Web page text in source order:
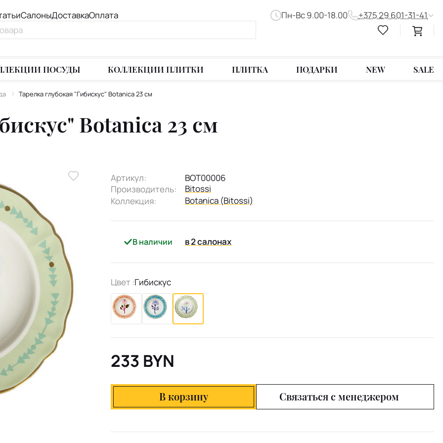
СалоныДоставкаОплата Пн-Вс 9.00-18.00 +375 29 601-31-41
ПОСУДЫ КОЛЛЕКЦИИ ПЛИТКИ ПЛИТКА ПОДАРКИ NEW SALE
Тарелка глубокая "Гибискус" Botanica 23 см
Botanica 23 см
Артикул:
BOT00006
Производитель:
Bitossi
Коллекция:
Botanica (Bitossi)
В наличии в 2 салонах
Цвет :Гибискус
233 BYN
В корзину Связаться с менеджером